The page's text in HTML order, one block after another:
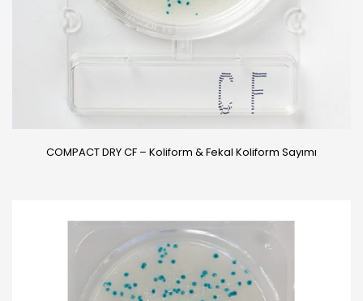
COMPACT DRY CF – Koliform & Fekal Koliform Sayımı